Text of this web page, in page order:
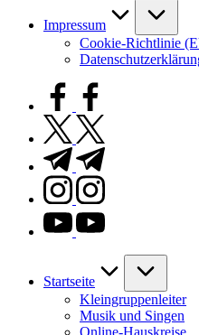
Impressum
Cookie-Richtlinie
facebook.com
twitter.com
t.me
instagram.com
youtube.com
Startseite
Kleingruppenleiter
Musik und Singen
Online-Hauskreise